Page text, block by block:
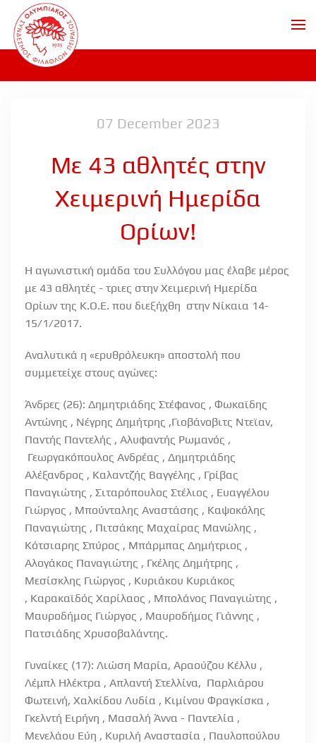
Skip to main content
07 December 2023
Mε 43 αθλητές στην
Χειμερινή Ημερίδα
Ορίων!
Η αγωνιστική ομάδα του Συλλόγου μας έλαβε μέρος
με 43 αθλητές - τριες στην Χειμερινή Ημερίδα
Ορίων της Κ.Ο.Ε. που διεξήχθη στην Νίκαια 14-
15/1/2017.
Αναλυτικά η «ερυθρόλευκη» αποστολή που
συμμετείχε στους αγώνες:
Άνδρες (26): Δημητριάδης Στέφανος , Φωκαϊδης
Αντώνης , Νέγρης Δημήτρης ,Γιοβάνοβιτς Ντεϊαν,
Παντής Παντελής , Αλυφαντής Ρωμανός ,
Γεωργακόπουλος Ανδρέας , Δημητριάδης
Αλέξανδρος , Καλαντζής Βαγγέλης , Γρίβας
Παναγιώτης , Σιταρόπουλος Στέλιος , Ευαγγέλου
Γιώργος , Μπούνταλης Αναστάσης , Καψοκόλης
Παναγιώτης , Πιτσάκης Μαχαίρας Μανώλης ,
Κότσιαρης Σπύρος , Μπάρμπας Δημήτριος ,
Αλογάκος Παναγιώτης , Γκέλης Δημήτρης ,
Μεσίσκλης Γιώργος , Κυριάκου Κυριάκος
, Καρακαϊδός Χαρίλαος , Μπολάνος Παναγιώτης ,
Μαυροδήμος Γιώργος , Μαυροδήμος Γιάννης ,
Πατσιάδης Χρυσοβαλάντης.
Γυναίκες (17): Λιώση Μαρία, Αραούζου Κέλλυ ,
Λέμπλ Ηλέκτρα , Απλαντή Στελλίνα, Παρλιάρου
Φωτεινή, Χαλκίδου Λυδία , Κιμίνου Φραγκίσκα ,
Γκελντή Ειρήνη , Μασαλή Άννα - Παντελία ,
Μενελάου Εύη , Κυριλή Αναστασία , Παυλοπούλου